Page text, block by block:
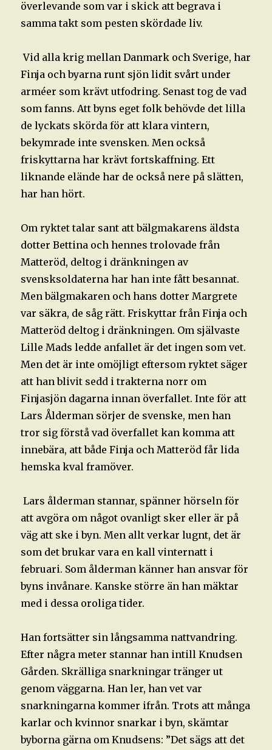
överlevande som var i skick att begrava i
samma takt som pesten skördade liv.
Vid alla krig mellan Danmark och Sverige, har
Finja och byarna runt sjön lidit svårt under
arméer som krävt utfodring. Senast tog de vad
som fanns. Att byns eget folk behövde det lilla
de lyckats skörda för att klara vintern,
bekymrade inte svensken. Men också
friskyttarna har krävt fortskaffning. Ett
liknande elände har de också nere på slätten,
har han hört.
Om ryktet talar sant att bälgmakarens äldsta
dotter Bettina och hennes trolovade från
Matteröd, deltog i dränkningen av
svensksoldaterna har han inte fått besannat.
Men bälgmakaren och hans dotter Margrete
var säkra, de såg rätt. Friskyttar från Finja och
Matteröd deltog i dränkningen. Om självaste
Lille Mads ledde anfallet är det ingen som vet.
Men det är inte omöjligt eftersom ryktet säger
att han blivit sedd i trakterna norr om
Finjasjön dagarna innan överfallet. Inte för att
Lars Ålderman sörjer de svenske, men han
tror sig förstå vad överfallet kan komma att
innebära, att både Finja och Matteröd får lida
hemska kval framöver.
Lars ålderman stannar, spänner hörseln för
att avgöra om något ovanligt sker eller är på
väg att ske i byn. Men allt verkar lugnt, det är
som det brukar vara en kall vinternatt i
februari. Som ålderman känner han ansvar för
byns invånare. Kanske större än han mäktar
med i dessa oroliga tider.
Han fortsätter sin långsamma nattvandring.
Efter några meter stannar han intill Knudsen
Gården. Skrälliga snarkningar tränger ut
genom väggarna. Han ler, han vet var
snarkningarna kommer ifrån. Trots att många
karlar och kvinnor snarkar i byn, skämtar
byborna gärna om Knudsens: ”Det sägs att det